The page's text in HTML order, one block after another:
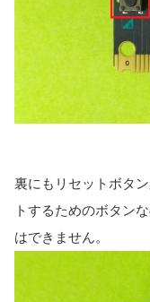
裏にもリセットボタ
トするためのボタン
はできません。